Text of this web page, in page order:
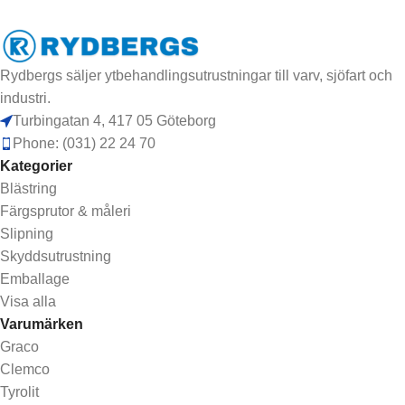
Rydbergs säljer ytbehandlingsutrustningar till varv, sjöfart och
industri.
Turbingatan 4, 417 05 Göteborg
Phone: (031) 22 24 70
Kategorier
Blästring
Färgsprutor & måleri
Slipning
Skyddsutrustning
Emballage
Visa alla
Varumärken
Graco
Clemco
Tyrolit